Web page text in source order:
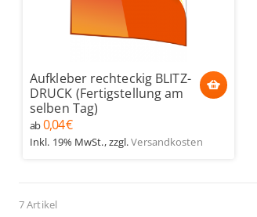
Aufkleber rechteckig BLITZ-
DRUCK (Fertigstellung am
selben Tag)
ab 0,04 €
Inkl. 19% MwSt.,zzgl.Versandkosten
7 Artikel